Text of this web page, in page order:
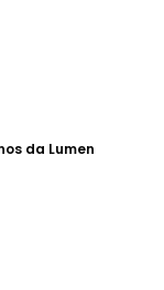
da Lumen